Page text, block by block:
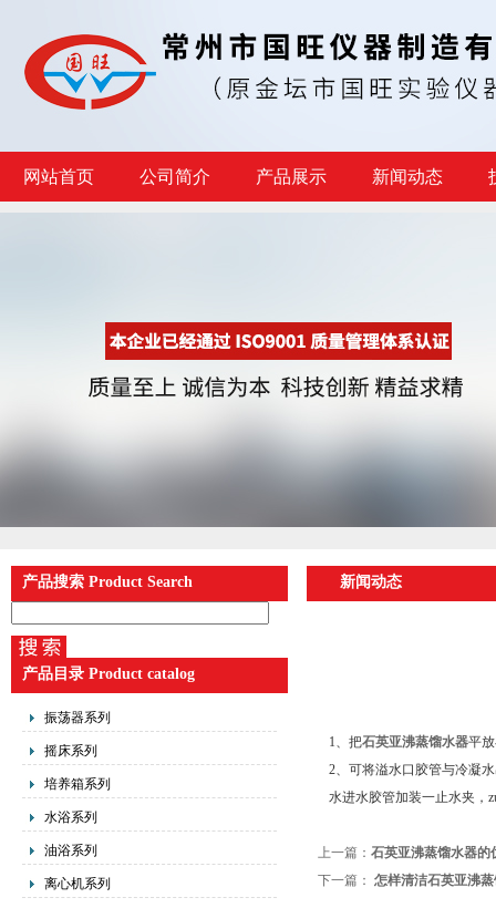
网站首页 公司简介 产品展示 新闻动态
产品搜索 Product Search
产品目录 Product catalog
振荡器系列
摇床系列
培养箱系列
水浴系列
油浴系列
离心机系列
新闻动态
1、把石英亚沸蒸馏水器平
2、可将溢水口胶管与冷凝
水进水胶管加装一止水夹，
上一篇： 石英亚沸蒸馏水器的
下一篇： 怎样清洁石英亚沸